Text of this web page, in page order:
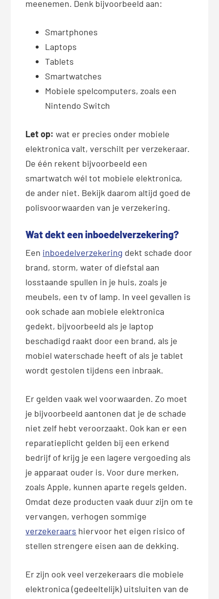
meenemen. Denk bijvoorbeeld aan:
Smartphones
Laptops
Tablets
Smartwatches
Mobiele spelcomputers, zoals een
Nintendo Switch
Let op: wat er precies onder mobiele
elektronica valt, verschilt per verzekeraar.
De één rekent bijvoorbeeld een
smartwatch wél tot mobiele elektronica,
de ander niet. Bekijk daarom altijd goed de
polisvoorwaarden van je verzekering.
Wat dekt een inboedelverzekering?
Een inboedelverzekering dekt schade door
brand, storm, water of diefstal aan
losstaande spullen in je huis, zoals je
meubels, een tv of lamp. In veel gevallen is
ook schade aan mobiele elektronica
gedekt, bijvoorbeeld als je laptop
beschadigd raakt door een brand, als je
mobiel waterschade heeft of als je tablet
wordt gestolen tijdens een inbraak.
Er gelden vaak wel voorwaarden. Zo moet
je bijvoorbeeld aantonen dat je de schade
niet zelf hebt veroorzaakt. Ook kan er een
reparatieplicht gelden bij een erkend
bedrijf of krijg je een lagere vergoeding als
je apparaat ouder is. Voor dure merken,
zoals Apple, kunnen aparte regels gelden.
Omdat deze producten vaak duur zijn om te
vervangen, verhogen sommige
verzekeraars hiervoor het eigen risico of
stellen strengere eisen aan de dekking.
Er zijn ook veel verzekeraars die mobiele
elektronica (gedeeltelijk) uitsluiten van de